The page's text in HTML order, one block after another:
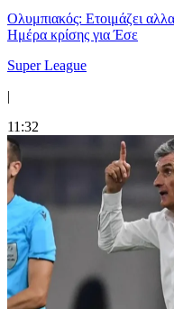
Ολυμπιακός: Ετοιμάζει
Ημέρα κρίσης για Έσε
Super League
|
11:32